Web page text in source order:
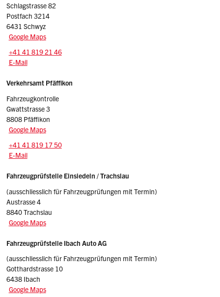
Schlagstrasse 82
Postfach 3214
6431 Schwyz
Google Maps
Tel.:
+41 41 819 21 46
E-Mail: adminfz.vasz
E-Mail
Verkehrsamt Pfäffikon
Fahrzeugkontrolle
Gwattstrasse 3
8808 Pfäffikon
Google Maps
Tel.:
+41 41 819 17 50
E-Mail: adminpf.vasz
E-Mail
Fahrzeugprüfstelle Einsiedeln / Trachslau
(ausschliesslich für Fahrzeugprüfungen mit Termin)
Austrasse 4
8840 Trachslau
Google Maps
Fahrzeugprüfstelle Ibach Auto AG
(ausschliesslich für Fahrzeugprüfungen mit Termin)
Gotthardstrasse 10
6438 Ibach
Google Maps